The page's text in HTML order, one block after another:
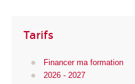
Tarifs
Financer ma formation
2026 - 2027